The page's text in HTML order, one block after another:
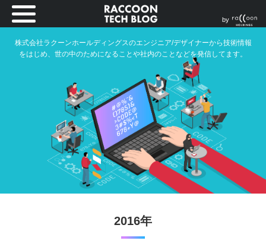
株式会社ラクーンホールディングスのエンジニア/デザイナーから技術情報
をはじめ、世の中のためになることや社内のことなどを発信してます。
by
2016年